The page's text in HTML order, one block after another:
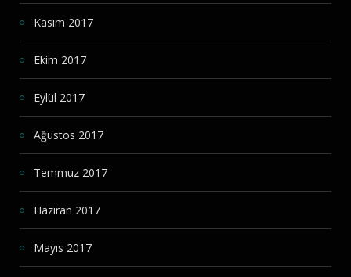
Kasım 2017
Ekim 2017
Eylül 2017
Ağustos 2017
Temmuz 2017
Haziran 2017
Mayıs 2017